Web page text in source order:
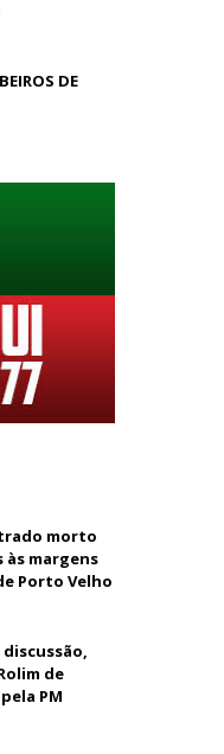
DE
morto
às margens
Porto Velho
discussão,
de
PM